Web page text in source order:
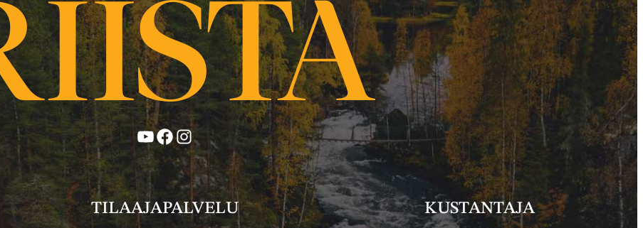
YouTube
Facebook
Instagram
TILAAJAPALVELU KUSTANTAJA